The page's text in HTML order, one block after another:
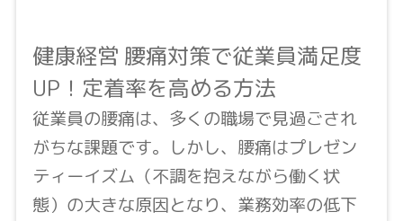
健康経営 腰痛対策で従業員満足度
UP！定着率を高める方法
従業員の腰痛は、多くの職場で見過ごされ
がちな課題です。しかし、腰痛はプレゼン
ティーイズム（不調を抱えながら働く状
態）の大きな原因となり、業務効率の低下